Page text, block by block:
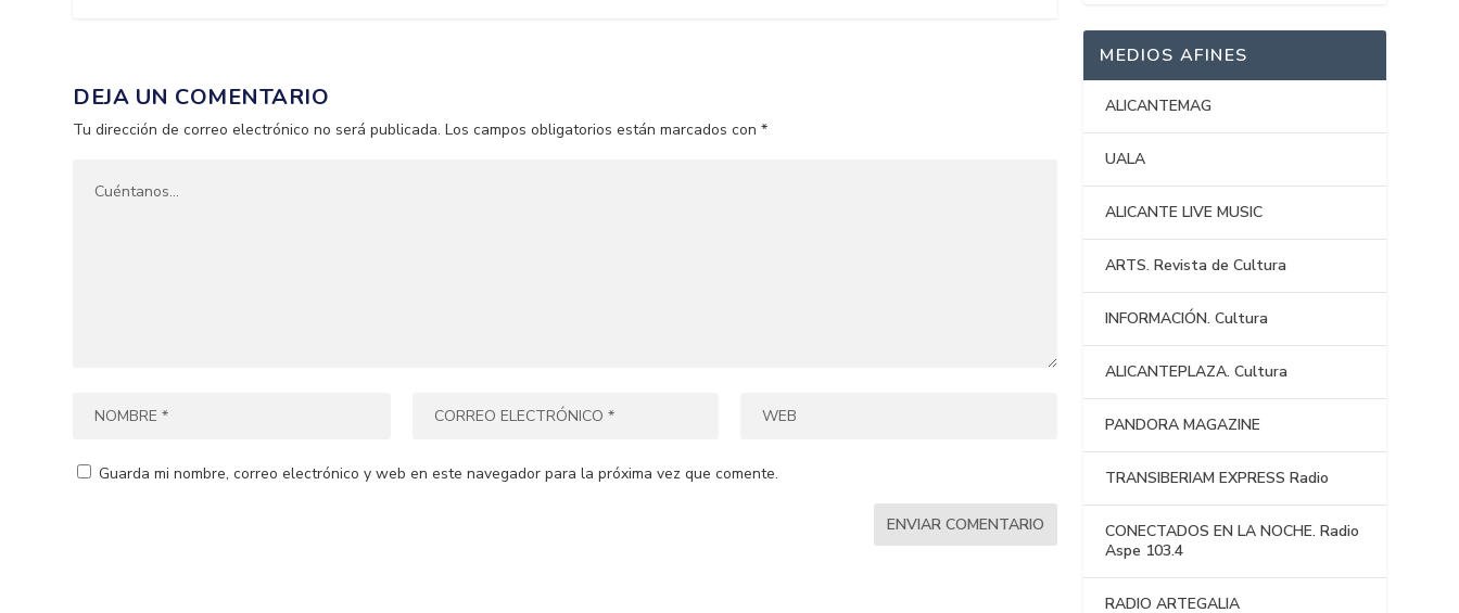
DEJA UN COMENTARIO
Tu dirección de correo electrónico no será publicada. Los campos obligatorios están marcados con*
Guarda mi nombre, correo electrónico y web en este navegador para la próxima vez que comente.
MEDIOS AFINES
ALICANTEMAG
UALA
ALICANTE LIVE MUSIC
ARTS. Revista de Cultura
INFORMACIÓN. Cultura
ALICANTEPLAZA. Cultura
PANDORA MAGAZINE
TRANSIBERIAM EXPRESS Radio
CONECTADOS EN LA NOCHE. Radio
Aspe 103.4
RADIO ARTEGALIA